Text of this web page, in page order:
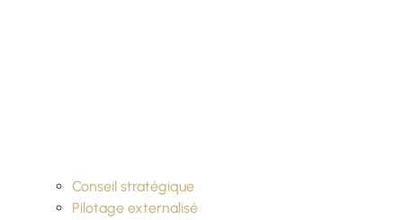
Conseil stratégique
Pilotage externalisé